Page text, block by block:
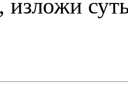
изложи